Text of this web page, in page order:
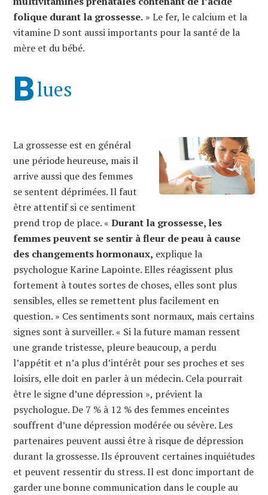
folique durant la grossesse. » Le fer, le calcium et la
vitamine D sont aussi importants pour la santé de la
mère et du bébé.
Blues
La grossesse est en général
une période heureuse, mais il
arrive aussi que des femmes
se sentent déprimées. Il faut
être attentif si ce sentiment
prend trop de place. « Durant la grossesse, les
femmes peuvent se sentir à fleur de peau à cause
des changements hormonaux, explique la
psychologue Karine Lapointe. Elles réagissent plus
fortement à toutes sortes de choses, elles sont plus
sensibles, elles se remettent plus facilement en
question. » Ces sentiments sont normaux, mais certains
signes sont à surveiller. « Si la future maman ressent
une grande tristesse, pleure beaucoup, a perdu
l’appétit et n’a plus d’intérêt pour ses proches et ses
loisirs, elle doit en parler à un médecin. Cela pourrait
être le signe d’une dépression », prévient la
psychologue. De 7 % à 12 % des femmes enceintes
souffrent d’une dépression modérée ou sévère. Les
partenaires peuvent aussi être à risque de dépression
durant la grossesse. Ils éprouvent certaines inquiétudes
et peuvent ressentir du stress. Il est donc important de
garder une bonne communication dans le couple au